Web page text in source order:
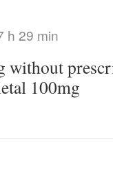
h 29 min
without
100mg